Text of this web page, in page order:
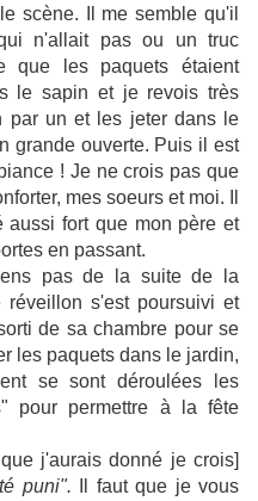
scène. Il me semble qu'il
n'allait pas ou un truc
que les paquets étaient
le sapin et je revois très
par un et les jeter dans le
grande ouverte. Puis il est
! Je ne crois pas que
mes soeurs et moi. Il
aussi fort que mon père et
en passant.
pas de la suite de la
s'est poursuivi et
de sa chambre pour se
les paquets dans le jardin,
se sont déroulées les
pour permettre à la fête
j'aurais donné je crois]
puni". Il faut que je vous